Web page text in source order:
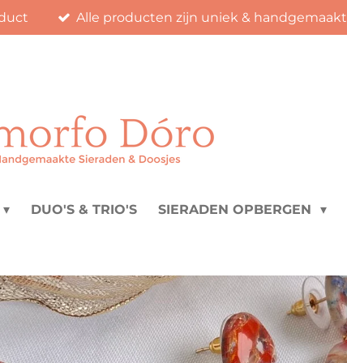
Alle producten zijn uniek & handgemaakt
DUO'S & TRIO'S SIERADEN OPBERGEN